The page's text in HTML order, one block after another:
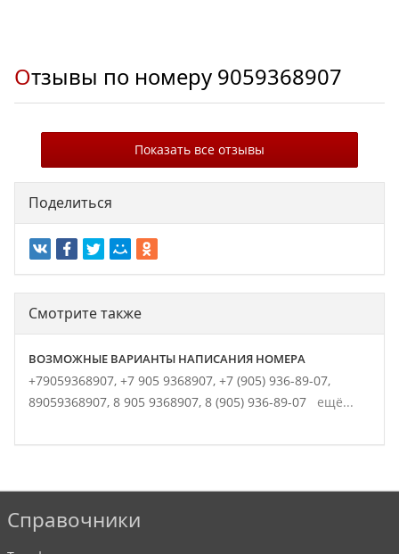
Отзывы по номеру 9059368907
Показать все отзывы
Поделиться
Смотрите также
ВОЗМОЖНЫЕ ВАРИАНТЫ НАПИСАНИЯ НОМЕРА
+79059368907, +7 905 9368907, +7 (905) 936-89-07,
89059368907, 8 905 9368907, 8 (905) 936-89-07 ещё...
Справочники